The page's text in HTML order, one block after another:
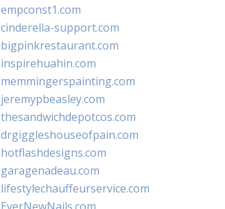
empconst1.com
cinderella-support.com
bigpinkrestaurant.com
inspirehuahin.com
memmingerspainting.com
jeremypbeasley.com
thesandwichdepotcos.com
drgiggleshouseofpain.com
hotflashdesigns.com
garagenadeau.com
lifestylechauffeurservice.com